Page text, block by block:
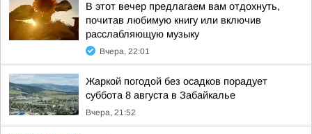
В этот вечер предлагаем вам отдохнуть,
почитав любимую книгу или включив
расслабляющую музыку
Вчера, 22:01
Жаркой погодой без осадков порадует
суббота 8 августа в Забайкалье
Вчера, 21:52